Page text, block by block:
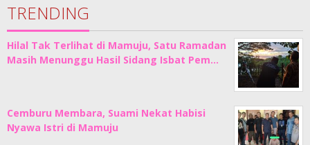
TRENDING
Hilal Tak Terlihat di Mamuju, Satu Ramadan
Masih Menunggu Hasil Sidang Isbat Pem…
Cemburu Membara, Suami Nekat Habisi
Nyawa Istri di Mamuju